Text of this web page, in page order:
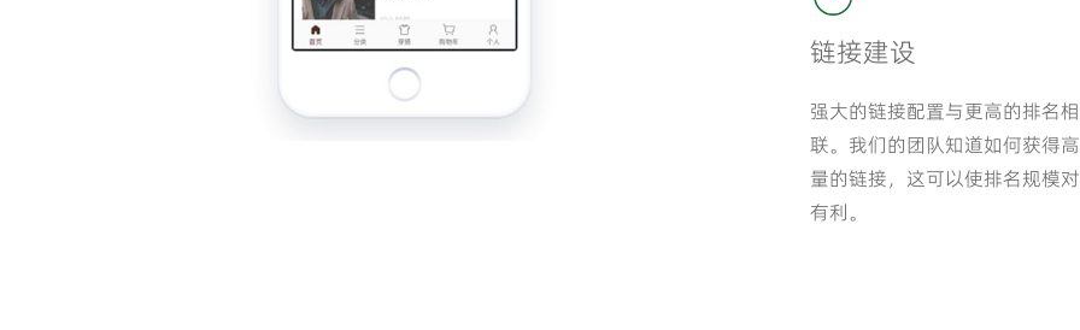
链接建设
强大的链接配置与更高的排名
联。我们的团队知道如何获得
量的链接，这可以使排名规模
有利。